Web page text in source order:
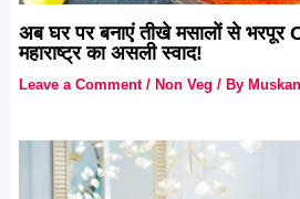
अब घर पर बनाएं तीखे मसालों से
महाराष्ट्र का असली स्वाद!
Leave a Comment / Non Veg / By Muskan